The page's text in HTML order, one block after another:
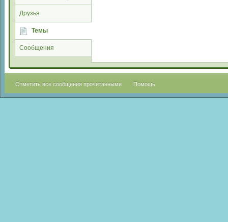
Друзья
Темы
Сообщения
Отметить все сообщения прочитанными Помощь